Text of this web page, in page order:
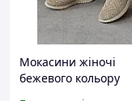
Мокасини жіночі
бежевого кольору